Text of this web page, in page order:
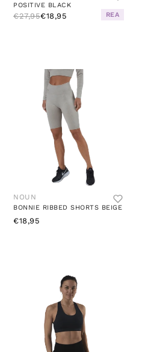
POSITIVE BLACK
€27,95€18,95 REA
NOUN
BONNIE RIBBED SHORTS BEIGE
€18,95